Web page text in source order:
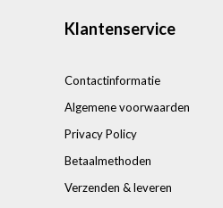
Klantenservice
Contactinformatie
Algemene voorwaarden
Privacy Policy
Betaalmethoden
Verzenden & leveren